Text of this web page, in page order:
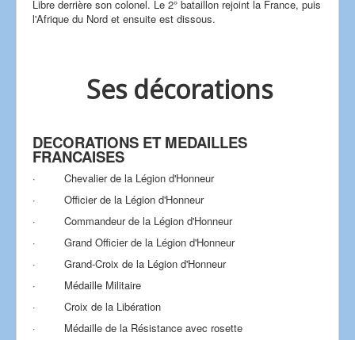
Libre derrière son colonel. Le 2° bataillon rejoint la France, puis
l'Afrique du Nord et ensuite est dissous.
Ses décorations
DECORATIONS ET MEDAILLES
FRANCAISES
· Chevalier de la Légion d'Honneur
· Officier de la Légion d'Honneur
· Commandeur de la Légion d'Honneur
· Grand Officier de la Légion d'Honneur
· Grand-Croix de la Légion d'Honneur
· Médaille Militaire
· Croix de la Libération
· Médaille de la Résistance avec rosette